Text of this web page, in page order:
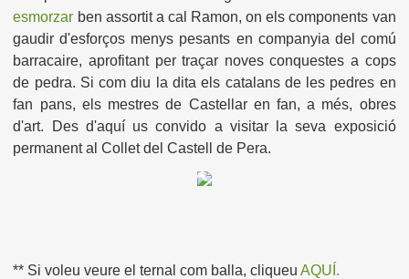
esmorzar ben assortit a cal Ramon, on els components van
gaudir d'esforços menys pesants en companyia del comú
barracaire, aprofitant per traçar noves conquestes a cops
de pedra. Si com diu la dita els catalans de les pedres en
fan pans, els mestres de Castellar en fan, a més, obres
d'art. Des d'aquí us convido a visitar la seva exposició
permanent al Collet del Castell de Pera.
** Si voleu veure el ternal com balla, cliqueuAQUÍ .